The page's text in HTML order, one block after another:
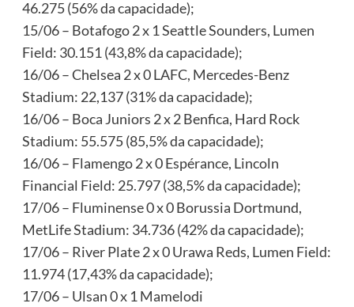
46.275 (56% da capacidade);
15/06 – Botafogo 2 x 1 Seattle Sounders, Lumen
Field: 30.151 (43,8% da capacidade);
16/06 – Chelsea 2 x 0 LAFC, Mercedes-Benz
Stadium: 22,137 (31% da capacidade);
16/06 – Boca Juniors 2 x 2 Benfica, Hard Rock
Stadium: 55.575 (85,5% da capacidade);
16/06 – Flamengo 2 x 0 Espérance, Lincoln
Financial Field: 25.797 (38,5% da capacidade);
17/06 – Fluminense 0 x 0 Borussia Dortmund,
MetLife Stadium: 34.736 (42% da capacidade);
17/06 – River Plate 2 x 0 Urawa Reds, Lumen Field:
11.974 (17,43% da capacidade);
17/06 – Ulsan 0 x 1 Mamelodi